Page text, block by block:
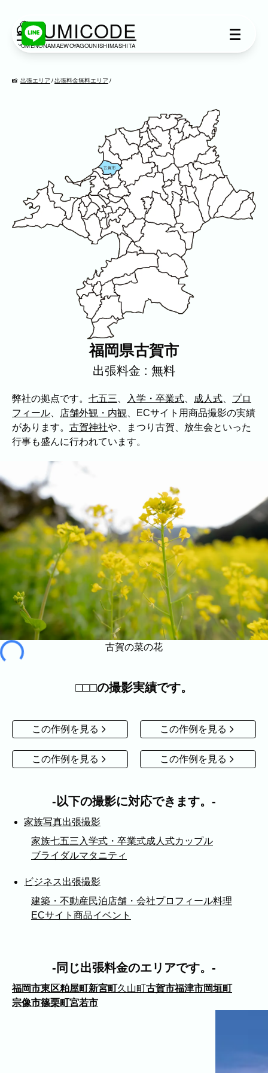
KUMICODE
YOMENONAMAEWOYAGOUNISHIMASHITA
出張撮影
下記より、ご希望の撮影カテゴリをご覧い
ネット予約では予約状況の確認からご予約
まで、スムーズにご利用いただけます。
家族写真
家族
七五三 入学式・卒業式
成人式
カップル
ブライダル マタニティ
民泊
店舗・会社
プロフィール
料理
ECサイト商品
イベント
ネット予約
空き状況の確認からご予約まで、24時間いつでもご利用
いただけます。
ご希望の撮影カテゴリをご確認いただけま
す。
最新の撮影実績もあわせて掲載しています
さい。
建築・不動産
店舗・会社
家族写真の撮影実績
家族
七五三 入学式・卒業式
成人式
カップル
ビジネスの撮影実績
建築・不動産
民泊
店舗・会社
プロフィール
料理 ECサイト商品
ネット予約
空き状況の確認からご予約まで、24時間いつでもご利用
出張エリア
だけます。
そのほかの対応エリアについては、出張エ
福岡市 粕屋町 新宮町 古賀市
福津市
岡垣町
宗像市
太宰府市
北九州市八幡西区
糸島市
北九州市戸畑区
北九州市八幡東区
朝倉市
久留米市
ABOUT
撮影・制作に対する考え方をご紹介してい
KUMICODEのことを、少し知っていただけ
たらうれしいです。
出張エリア 出張料金無料エリア
福岡県古賀市
出張料金 : 無料
弊社の拠点です。 七五三 入学・卒業式 成人式
プロ
フィール
店舗外観・内観 、ECサイト用商品撮影の実績
があります。 古賀神社や、まつり古賀、放生会といった
行事も盛んに行われています。
古賀の菜の花
□□□の撮影実績です。
この作例を見る この作例を見る
この作例を見る この作例を見る
以下の撮影に対応できます。
家族写真出張撮影
家族七五三 入学式・卒業式成人式カップル
ブライダルマタニティ
ビジネス出張撮影
建築・不動産民泊店舗・会社プロフィール料理
ECサイト商品イベント
同じ出張料金のエリアです。
福岡市東区粕屋町新宮町久山町古賀市福津市岡垣町
宗像市篠栗町宮若市